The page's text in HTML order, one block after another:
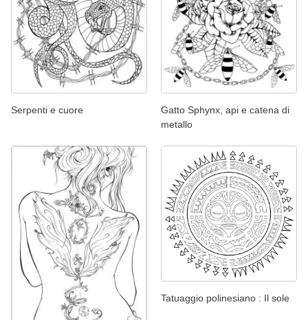
Serpenti e cuore
Gatto Sphynx, api e catena di
metallo
Tatuaggio polinesiano : Il sole